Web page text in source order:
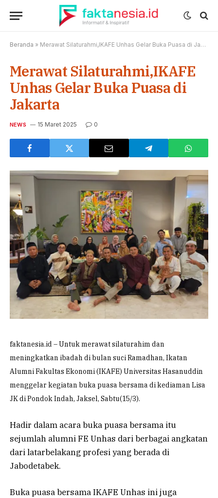
Beranda » Merawat Silaturahmi,IKAFE Unhas Gelar Buka Puasa di Jakarta
Merawat Silaturahmi,IKAFE
Unhas Gelar Buka Puasa di
Jakarta
NEWS 15 Maret 2025 0
faktanesia.id – Untuk merawat silaturahim dan
meningkatkan ibadah di bulan suci Ramadhan, Ikatan
Alumni Fakultas Ekonomi (IKAFE) Universitas Hasanuddin
menggelar kegiatan buka puasa bersama di kediaman Lisa
JK di Pondok Indah, Jaksel, Sabtu(15/3).
Hadir dalam acara buka puasa bersama itu
sejumlah alumni FE Unhas dari berbagai angkatan
dari latarbelakang profesi yang berada di
Jabodetabek.
Buka puasa bersama IKAFE Unhas ini juga